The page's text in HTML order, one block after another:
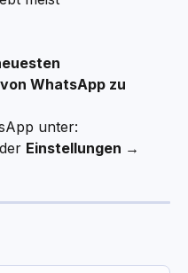
WhatsApp zu
unter:
Einstellungen →